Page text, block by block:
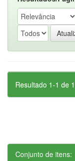
Resultado 1-1 de
Conjunto de itens: